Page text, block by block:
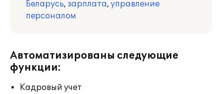
Беларусь, зарплата, управление
персоналом
Автоматизированы следующие
функции:
Кадровый учет